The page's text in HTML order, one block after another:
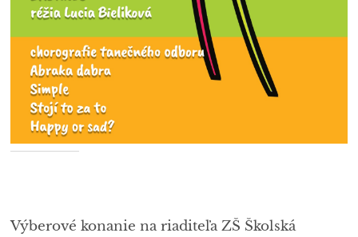
Výberové konanie na riaditeľa ZŠ Školská